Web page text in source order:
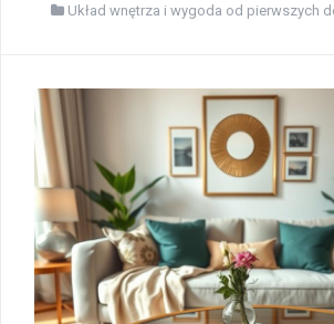
Układ wnętrza i wygoda od pierwszych